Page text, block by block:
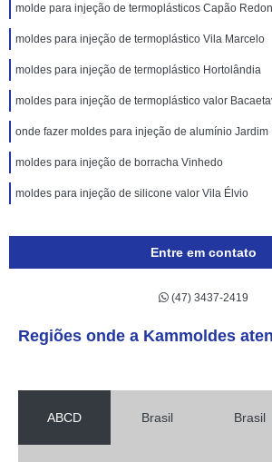
molde para injeção de termoplásticos Capão
moldes para injeção de termoplástico Vila Marcelo
moldes para injeção de termoplástico Hortolândia
moldes para injeção de termoplástico valor
onde fazer moldes para injeção de alumínio Jardim
moldes para injeção de borracha Vinhedo
moldes para injeção de silicone valor Vila Élvio
Entre em contato
(47) 3437-2419
Regiões onde a Kammoldes
ABCD Brasil Brasil